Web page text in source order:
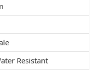
Resistant